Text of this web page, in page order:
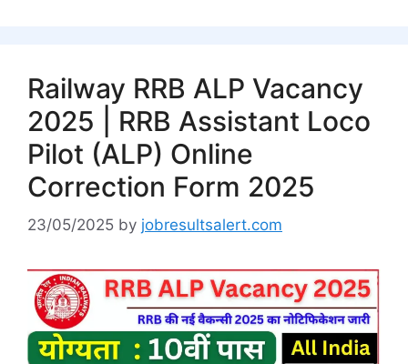
Railway RRB ALP Vacancy
2025 | RRB Assistant Loco
Pilot (ALP) Online
Correction Form 2025
23/05/2025 by jobresultsalert.com